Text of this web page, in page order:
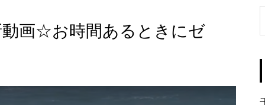
動画☆お時間あるときにゼ